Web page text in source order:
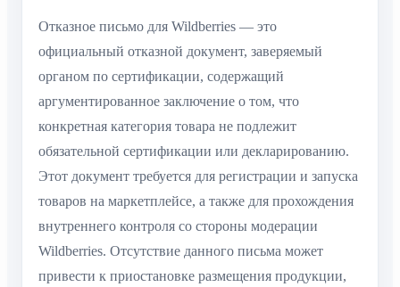
Отказное письмо для Wildberries — это
официальный отказной документ, заверяемый
органом по сертификации, содержащий
аргументированное заключение о том, что
конкретная категория товара не подлежит
обязательной сертификации или декларированию.
Этот документ требуется для регистрации и запуска
товаров на маркетплейсе, а также для прохождения
внутреннего контроля со стороны модерации
Wildberries. Отсутствие данного письма может
привести к приостановке размещения продукции,